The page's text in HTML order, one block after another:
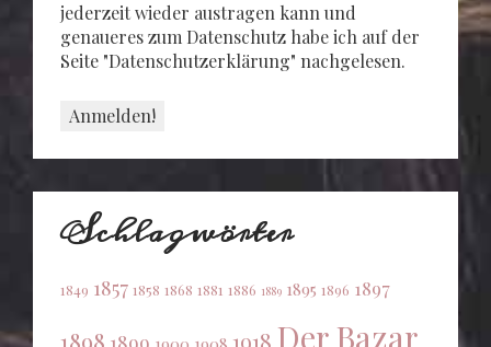
jederzeit wieder austragen kann und
genaueres zum Datenschutz habe ich auf der
Seite "Datenschutzerklärung" nachgelesen.
Schlagwörter
1849 1857 1858 1868 1881 1886 1889 1895 1896 1897
1898 1918 Der Bazar